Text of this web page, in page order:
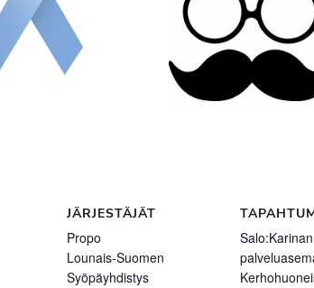
JÄRJESTÄJÄT
Propo
Lounais-Suomen
Syöpäyhdistys
Salo:Karinan